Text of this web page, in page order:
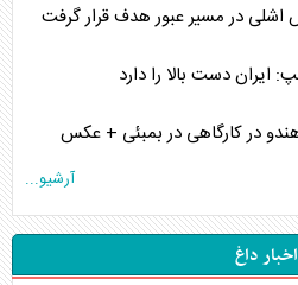
اشلی در مسیر عبور هدف قرار گرفت
ایران دست بالا را دارد
در کارگاهی در بمبئی + عکس
آرشیو...
اخبار داغ